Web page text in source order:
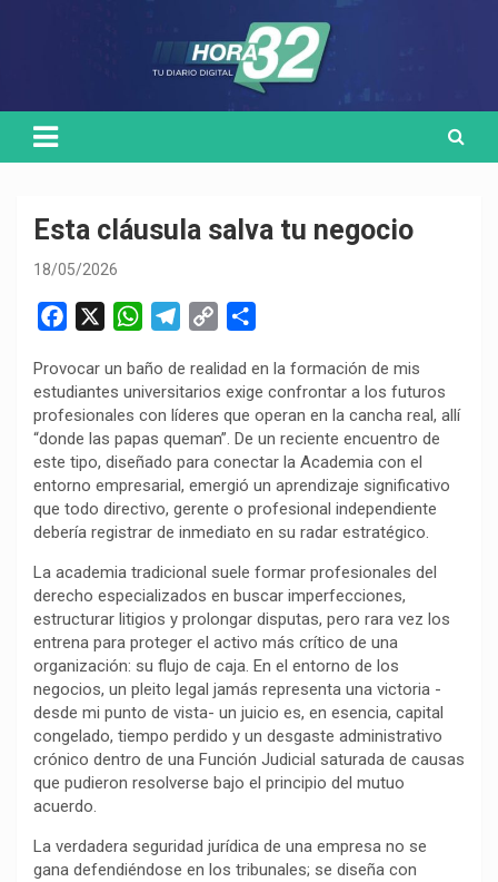
Esta cláusula salva tu negocio
18/05/2026
c
e
b
o
o
k
W
a
t
s
A
p
p
l
e
g
r
a
m
p
y
L
i
n
k
m
p
a
r
t
i
Provocar un baño de realidad en la formación de mis
estudiantes universitarios exige confrontar a los futuros
profesionales con líderes que operan en la cancha real, allí
“donde las papas queman”. De un reciente encuentro de
este tipo, diseñado para conectar la Academia con el
entorno empresarial, emergió un aprendizaje significativo
que todo directivo, gerente o profesional independiente
debería registrar de inmediato en su radar estratégico.
La academia tradicional suele formar profesionales del
derecho especializados en buscar imperfecciones,
estructurar litigios y prolongar disputas, pero rara vez los
entrena para proteger el activo más crítico de una
organización: su flujo de caja. En el entorno de los
negocios, un pleito legal jamás representa una victoria -
desde mi punto de vista- un juicio es, en esencia, capital
congelado, tiempo perdido y un desgaste administrativo
crónico dentro de una Función Judicial saturada de causas
que pudieron resolverse bajo el principio del mutuo
acuerdo.
La verdadera seguridad jurídica de una empresa no se
gana defendiéndose en los tribunales; se diseña con